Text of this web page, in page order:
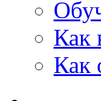
Как
Как